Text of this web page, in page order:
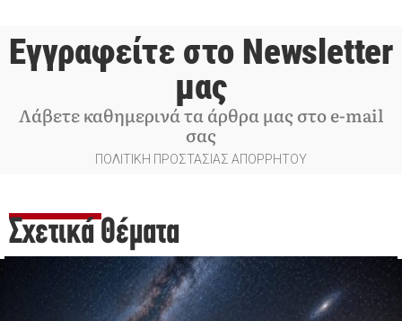
Εγγραφείτε στο Newsletter
μας
Λάβετε καθημερινά τα άρθρα μας στο e-mail
σας
ΠΟΛΙΤΙΚΗ ΠΡΟΣΤΑΣΙΑΣ ΑΠΟΡΡΗΤΟΥ
Σχετικά Θέματα